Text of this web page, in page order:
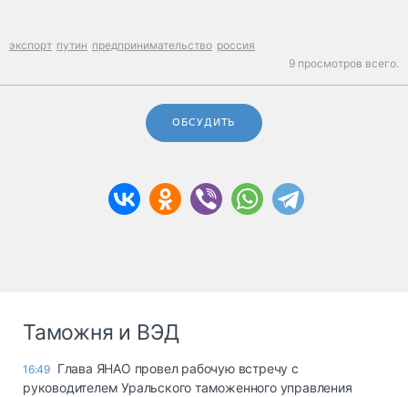
экспорт путин предпринимательство россия
9 просмотров всего.
ОБСУДИТЬ
Таможня и ВЭД
16:49 Глава ЯНАО провел рабочую встречу с
руководителем Уральского таможенного управления